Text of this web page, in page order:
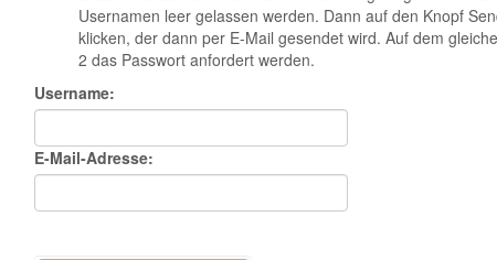
Usernamen leer gelassen werden. Dann auf den Knopf
klicken, der dann per E-Mail gesendet wird. Auf dem
2 das Passwort anfordert werden.
Username:
E-Mail-Adresse: